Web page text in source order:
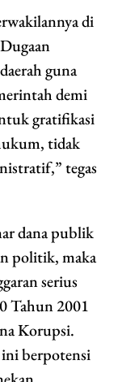
di
guna
demi
gratifikasi
tidak
tegas
dana publik
politik, maka
serius
Tahun 2001
Korupsi.
berpotensi